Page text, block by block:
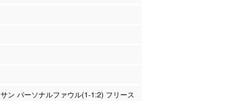
ン パーソナルファウル(1-1:2) フリース